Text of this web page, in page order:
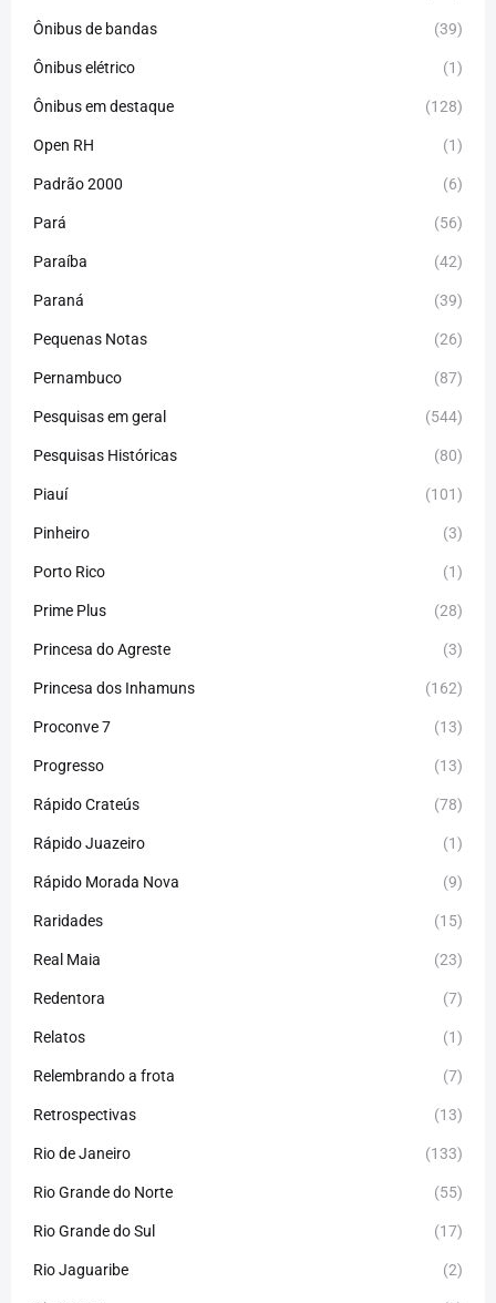
Ônibus de bandas (39)
Ônibus elétrico (1)
Ônibus em destaque (128)
Open RH (1)
Padrão 2000 (6)
Pará (56)
Paraíba (42)
Paraná (39)
Pequenas Notas (26)
Pernambuco (87)
Pesquisas em geral (544)
Pesquisas Históricas (80)
Piauí (101)
Pinheiro (3)
Porto Rico (1)
Prime Plus (28)
Princesa do Agreste (3)
Princesa dos Inhamuns (162)
Proconve 7 (13)
Progresso (13)
Rápido Crateús (78)
Rápido Juazeiro (1)
Rápido Morada Nova (9)
Raridades (15)
Real Maia (23)
Redentora (7)
Relatos (1)
Relembrando a frota (7)
Retrospectivas (13)
Rio de Janeiro (133)
Rio Grande do Norte (55)
Rio Grande do Sul (17)
Rio Jaguaribe (2)